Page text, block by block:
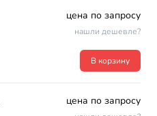
цена по запросу
нашли дешевле?
В корзину
цена по запросу